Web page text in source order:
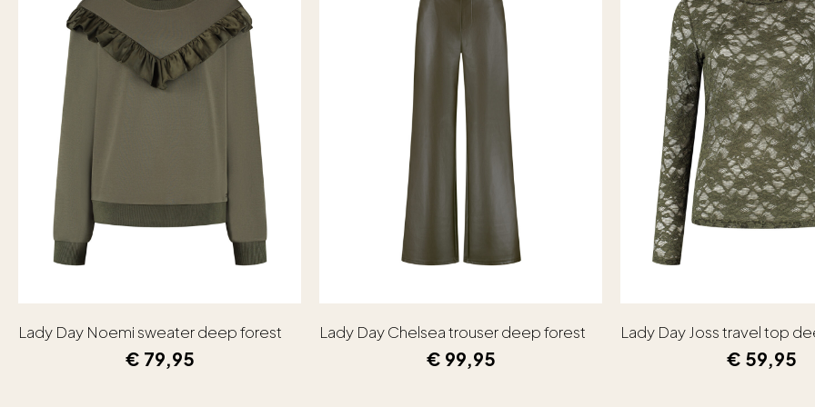
Lady Day Noemi sweater deep forest
€ 79,95
Lady Day Chelsea trouser deep forest
€ 99,95
Lady Day Joss travel top
€ 59,95